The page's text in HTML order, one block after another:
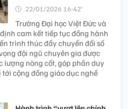
22/01/2026 16:42’
Trường Đại học Việt Đức và
cam kết tiếp tục đồng hành
trình thúc đẩy chuyển đổi số
đội ngũ chuyên gia được
lượng nòng cốt, góp phần duy
cộng đồng giáo dục nghề